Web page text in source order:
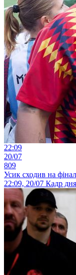
22:09
20/07
809
Усик сходив на
22:09, 20/07 Кадр дня